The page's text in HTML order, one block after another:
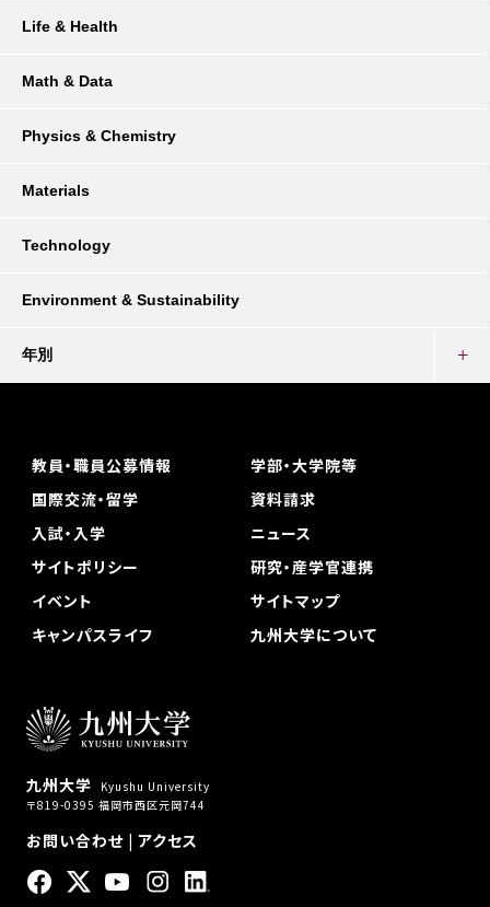
Life & Health
Math & Data
Physics & Chemistry
Materials
Technology
Environment & Sustainability
年別
九州大学
Kyushu University
〒819-0395 福岡市西区元岡744
お問い合わせ| アクセス
教員・職員公募情報
学部・大学院等
国際交流・留学
資料請求
入試・入学
ニュース
サイトポリシー
研究・産学官連携
イベント
サイトマップ
キャンパスライフ
九州大学について